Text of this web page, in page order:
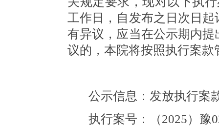
工作日，自发布之日次日
有异议，应当在公示期内
议的，本院将按照执行案
公示信息：发放执行案
执行案号：（2025）豫